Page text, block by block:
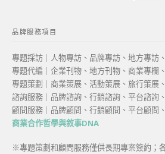
品牌服務項目
專題採訪｜人物專訪、品牌專訪、地方專訪
專題代編｜企業刊物、地方刊物、商業專欄
專題策劃｜商業策展、活動策展、旅行策展
諮詢服務｜品牌諮詢、行銷諮詢、平台諮詢
顧問服務｜品牌顧問、行銷顧問、平台顧問
商業合作哲學與敘事DNA
※專題策劃和顧問服務僅供長期專案簽約；